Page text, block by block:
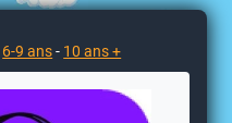
6-9 ans- 10 ans +